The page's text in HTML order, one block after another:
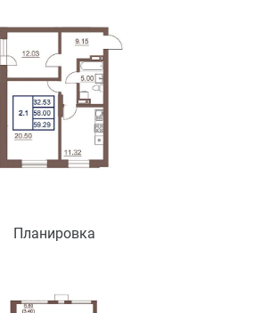
Планировка